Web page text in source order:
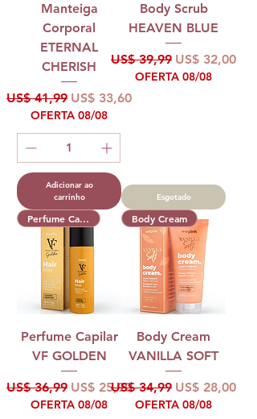
Manteiga
Corporal
ETERNAL
CHERISH
Preço normal
US$ 41,99 Preço promocional
US$ 33,60
OFERTA 08/08
Adicionar ao
carrinho
Body Scrub
HEAVEN BLUE
Preço normal
US$ 39,99 Preço
US$ 32,00
OFERTA 08/08
Esgotado
Perfume Capilar
Perfume Capilar
VF GOLDEN
Preço normal
US$ 36,99 Preço promocional
US$ 25,90
OFERTA 08/08
Body Cream
Body Cream
VANILLA SOFT
Preço normal
US$ 34,99 Preço
US$ 28,00
OFERTA 08/08